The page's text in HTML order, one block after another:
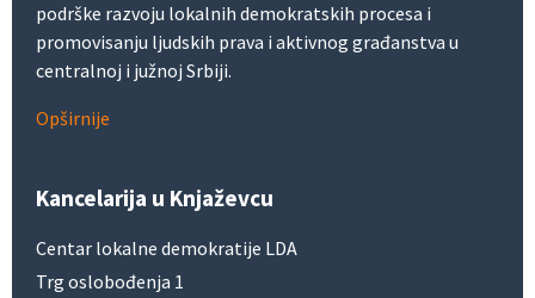
podrške razvoju lokalnih demokratskih procesa i
promovisanju ljudskih prava i aktivnog građanstva u
centralnoj i južnoj Srbiji.
Opširnije
Kancelarija u Knjaževcu
Centar lokalne demokratije LDA
Trg oslobođenja 1